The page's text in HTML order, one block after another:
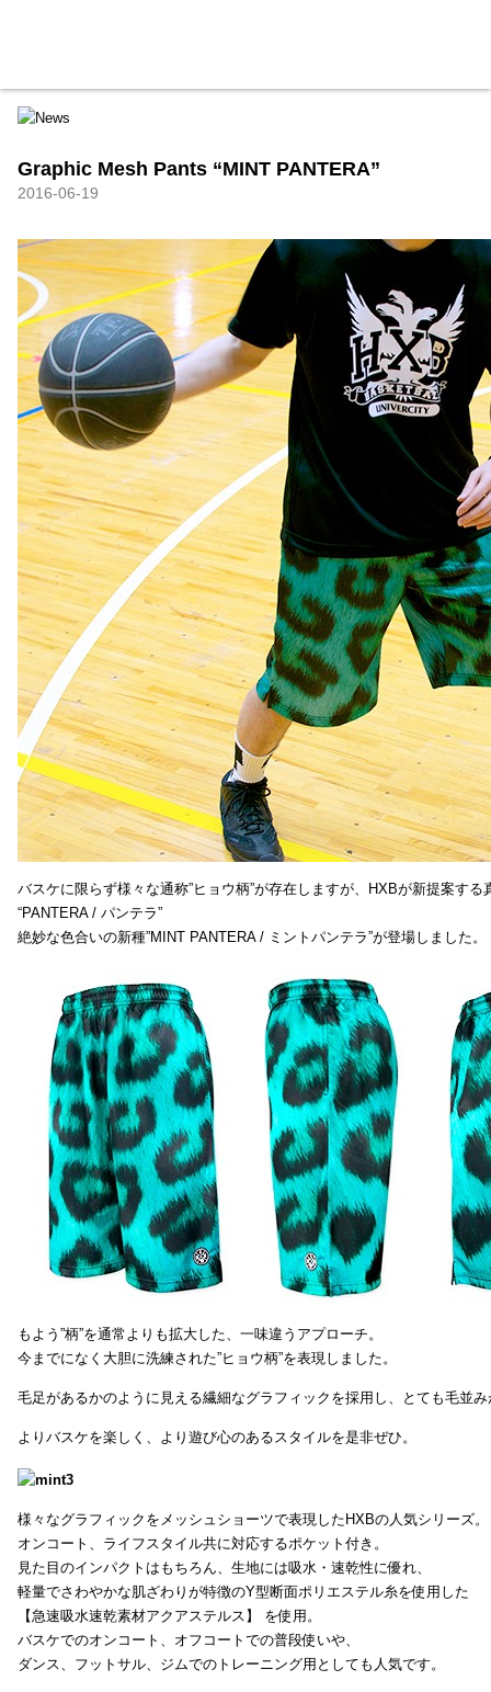
Graphic Mesh Pants “MINT PANTERA”
2016-06-19
バスケに限らず様々な通称”ヒョウ柄”が存在しますが、HXBが新提案する
“PANTERA / パンテラ”
絶妙な色合いの新種”MINT PANTERA / ミントパンテラ”が登場しました。
もよう”柄”を通常よりも拡大した、一味違うアプローチ。
今までになく大胆に洗練された”ヒョウ柄”を表現しました。
毛足があるかのように見える繊細なグラフィックを採用し、とても毛並
よりバスケを楽しく、より遊び心のあるスタイルを是非ぜひ。
様々なグラフィックをメッシュショーツで表現したHXBの人気シリーズ。
オンコート、ライフスタイル共に対応するポケット付き。
見た目のインパクトはもちろん、生地には吸水・速乾性に優れ、
軽量でさわやかな肌ざわりが特徴のY型断面ポリエステル糸を使用した
【急速吸水速乾素材アクアステルス】 を使用。
バスケでのオンコート、オフコートでの普段使いや、
ダンス、フットサル、ジムでのトレーニング用としても人気です。